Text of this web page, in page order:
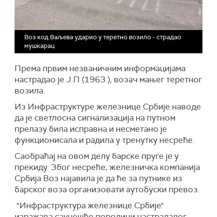
Воз код Ваљева ударио у теретно возило - страдао
мушкарац
Према првим незваничним информацијама
настрадао је Ј.П (1963.), возач мањег теретног
возила.
Из Инфраструктуре железнице Србије наводе
да је светлосна сигнализација на путном
прелазу била исправна и несметано је
функционисала и радила у тренутку несреће.
Саобраћај на овом делу барске пруге је у
прекиду. Због несреће, железничка компанија
Србија Воз најавила је да ће за путнике из
барског воза организовати аутобуски превоз.
"Инфраструктура железнице Србије"